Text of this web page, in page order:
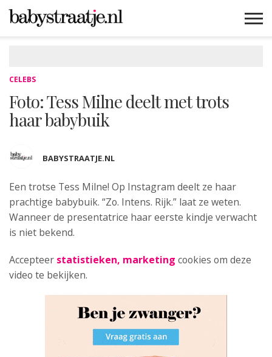
CELEBS
Foto: Tess Milne deelt met trots
haar babybuik
BABYSTRAATJE.NL
Een trotse Tess Milne! Op Instagram deelt ze haar
prachtige babybuik. “Zo. Intens. Rijk.” laat ze weten.
Wanneer de presentatrice haar eerste kindje verwacht
is niet bekend.
Accepteer statistieken, marketing cookies om deze
video te bekijken.